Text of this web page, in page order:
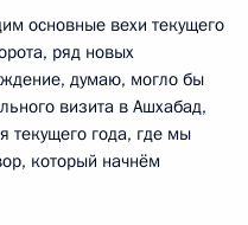
основные вехи текущего
ряд новых
думаю, могло бы
визита в Ашхабад,
текущего года, где мы
который начнём